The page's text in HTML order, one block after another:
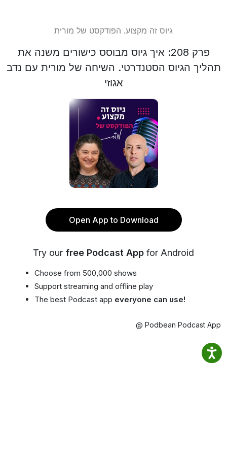
גיוס זה מקצוע. הפודקסט של מורית
פרק 208: איך גיוס מבוסס כישורים משנה את
תהליך הגיוס הסטנדרטי. השיחה של מורית עם נדב
אגוזי
Open App to Download
Try our free Podcast App for Android
Choose from 500,000 shows
Support streaming and offline play
The best Podcast app everyone can use!
@ Podbean Podcast App